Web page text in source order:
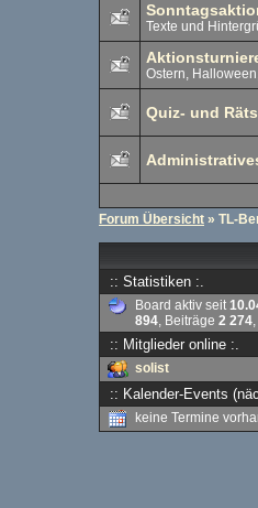
Texte und
Ostern,
Quiz- und
Forum Übersicht » TL-
:: Statistiken :.
Board aktiv seit
894, Beiträge 2 274
:: Mitglieder online :.
solist
:: Kalender-Events
keine Termine